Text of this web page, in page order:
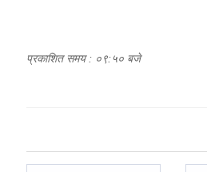
प्रकाशित समय : ०९:५० बजे